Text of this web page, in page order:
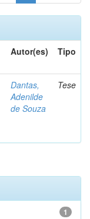
Autor(es) Tipo
Dantas,
Adenilde
de Souza
Tese
1